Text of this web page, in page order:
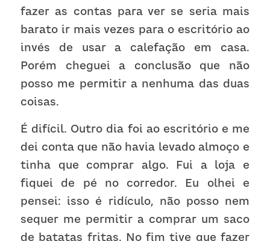
fazer as contas para ver se seria mais
barato ir mais vezes para o escritório ao
invés de usar a calefação em casa.
Porém cheguei a conclusão que não
posso me permitir a nenhuma das duas
coisas.
É difícil. Outro dia foi ao escritório e me
dei conta que não havia levado almoço e
tinha que comprar algo. Fui a loja e
fiquei de pé no corredor. Eu olhei e
pensei: isso é ridículo, não posso nem
sequer me permitir a comprar um saco
de batatas fritas. No fim tive que fazer